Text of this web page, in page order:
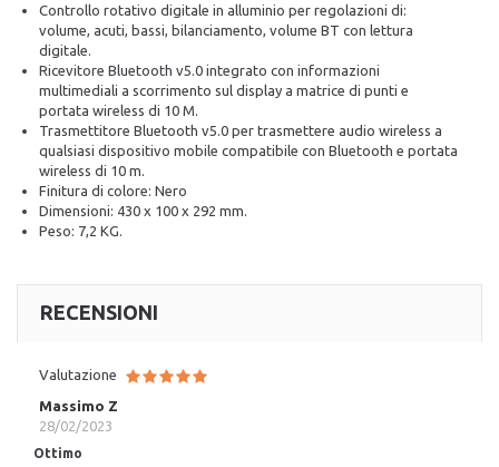
Controllo rotativo digitale in alluminio per regolazioni di:
volume, acuti, bassi, bilanciamento, volume BT con lettura
digitale.
Ricevitore Bluetooth v5.0 integrato con informazioni
multimediali a scorrimento sul display a matrice di punti e
portata wireless di 10 M.
Trasmettitore Bluetooth v5.0 per trasmettere audio wireless a
qualsiasi dispositivo mobile compatibile con Bluetooth e portata
wireless di 10 m.
Finitura di colore: Nero
Dimensioni: 430 x 100 x 292 mm.
Peso: 7,2 KG.
RECENSIONI
Valutazione
Massimo Z
28/02/2023
Ottimo